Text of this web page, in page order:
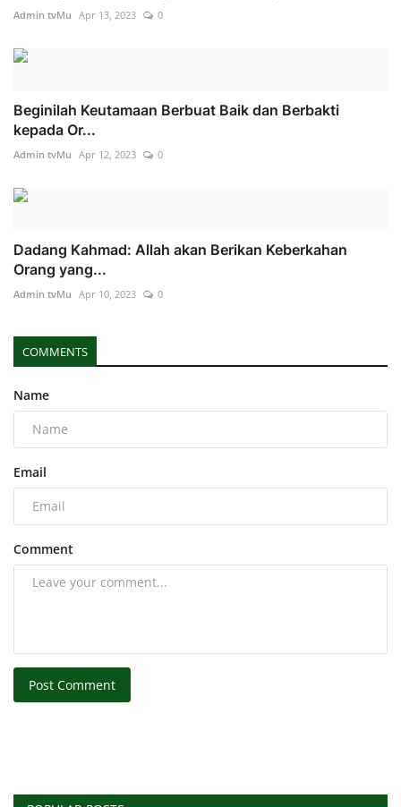
Admin tvMu Apr 13, 2023 0
Beginilah Keutamaan Berbuat Baik dan Berbakti
kepada Or...
Admin tvMu Apr 12, 2023 0
Dadang Kahmad: Allah akan Berikan Keberkahan
Orang yang...
Admin tvMu Apr 10, 2023 0
COMMENTS
Name
Email
Comment
Post Comment